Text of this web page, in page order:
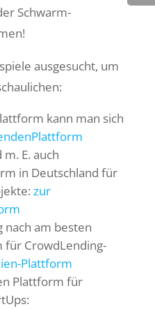
Schwarm-
ausgesucht, um
kann man sich
E. auch
in Deutschland für
zur
am besten
CrowdLending-
Plattform
Plattform für